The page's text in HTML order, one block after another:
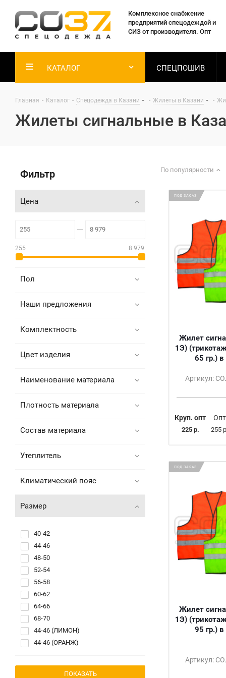
Комплексное снабжение
предприятий спецодеждой и
СИЗ от производителя. Опт
КАТАЛОГ СПЕЦПОШИВ
Главная - Каталог - Спецодежда в Казани - Жилеты в Казани -
Жилеты сигнальные в
По популярности
ПОД ЗАКАЗ
Жилет
1Э)
65 гр.)
Артикул:
Круп. опт
225 р.
Опт
255
ПОД ЗАКАЗ
Жилет
1Э)
95 гр.)
Артикул:
Фильтр
Цена
255 8 979
Пол
Наши предложения
Комплектность
Цвет изделия
Наименование материала
Плотность материала
Состав материала
Утеплитель
Климатический пояс
Размер
40-42
44-46
48-50
52-54
56-58
60-62
64-66
68-70
44-46 (ЛИМОН)
44-46 (ОРАНЖ)
48-50 (ОРАНЖ)